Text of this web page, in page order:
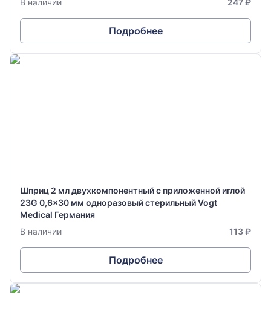
В наличии 247 ₽
Подробнее
Шприц 2 мл двухкомпонентный с приложенной иглой
23G 0,6x30 мм одноразовый стерильный Vogt
Medical Германия
В наличии
113 ₽
Подробнее